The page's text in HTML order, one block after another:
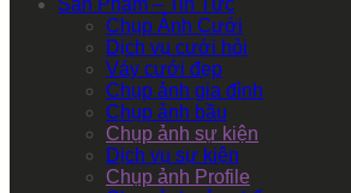
Chụp Ảnh Cưới
Dịch vụ cưới hỏi
Váy cưới đẹp
Chụp ảnh gia đình
Chụp ảnh bầu
Chụp ảnh sự kiện
Dịch vụ sự kiện
Chụp ảnh Profile